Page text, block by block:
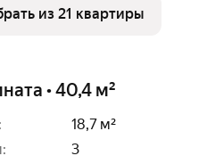
из 21 квартиры
• 40,4 м²
18,7 м²
3